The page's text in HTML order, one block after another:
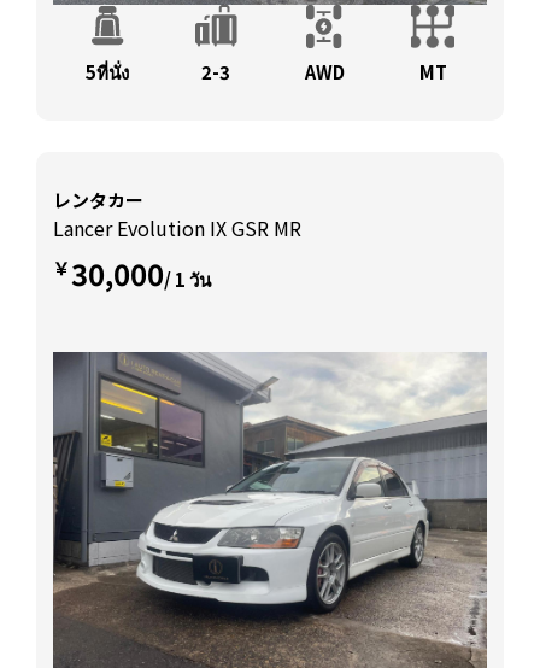
5ที่นั่ง 2-3 AWD MT
レンタカー
Lancer Evolution IX GSR MR
￥30,000/ 1 วัน